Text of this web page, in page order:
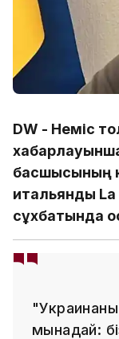
DW - Неміс
басшысының
итальяндық
сұхбатында
мынадай: